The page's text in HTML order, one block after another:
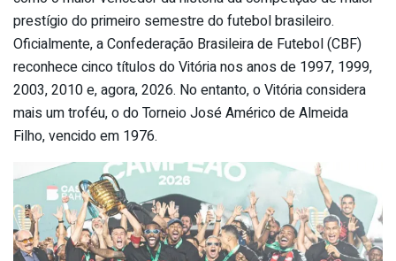
prestígio do primeiro semestre do futebol brasileiro.
Oficialmente, a Confederação Brasileira de Futebol (CBF)
reconhece cinco títulos do Vitória nos anos de 1997, 1999,
2003, 2010 e, agora, 2026. No entanto, o Vitória considera
mais um troféu, o do Torneio José Américo de Almeida
Filho, vencido em 1976.